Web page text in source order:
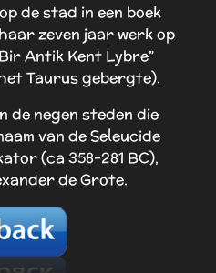
de stad in een boek
zeven jaar werk op
Antik Kent Lybre”
Taurus gebergte).
de negen steden die
van de Seleucide
(ca 358-281 BC),
de Grote.